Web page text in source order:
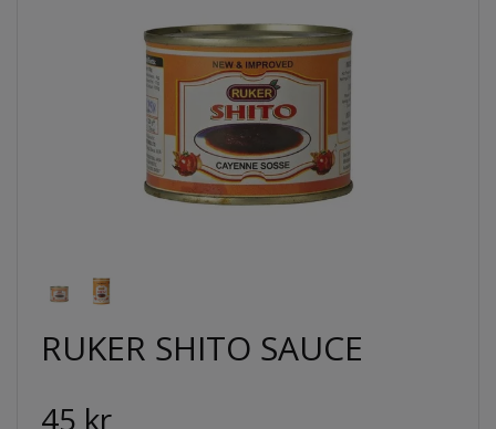
RUKER SHITO SAUCE
45 kr